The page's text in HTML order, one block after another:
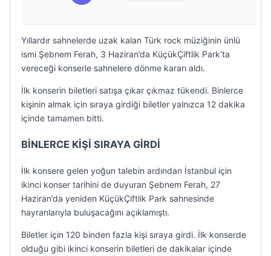
Yıllardır sahnelerde uzak kalan Türk rock müziğinin ünlü
ismi Şebnem Ferah, 3 Haziran’da KüçükÇiftlik Park’ta
vereceği konserle sahnelere dönme kararı aldı.
İlk konserin biletleri satışa çıkar çıkmaz tükendi. Binlerce
kişinin almak için sıraya girdiği biletler yalnızca 12 dakika
içinde tamamen bitti.
BİNLERCE KİŞİ SIRAYA GİRDİ
İlk konsere gelen yoğun talebin ardından İstanbul için
ikinci konser tarihini de duyuran Şebnem Ferah, 27
Haziran’da yeniden KüçükÇiftlik Park sahnesinde
hayranlarıyla buluşacağını açıklamıştı.
Biletler için 120 binden fazla kişi sıraya girdi. İlk konserde
olduğu gibi ikinci konserin biletleri de dakikalar içinde